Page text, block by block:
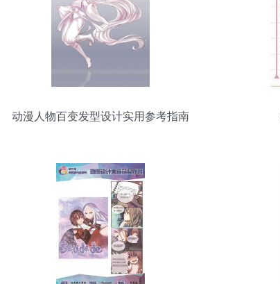
动漫人物百变发型设计实用参考指南